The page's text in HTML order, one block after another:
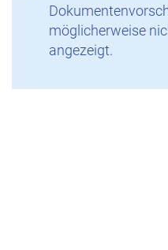
möglicherweise
angezeigt.